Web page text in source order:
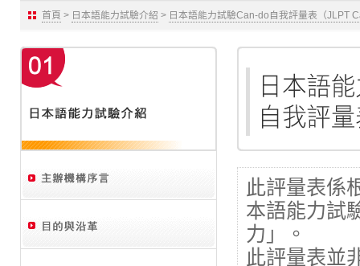
首頁 > 日本語能力試驗介紹 > 日本語能力試驗Can-do自我評量表（JLPT
此評量表係
本語能力試
力」。
此評量表並